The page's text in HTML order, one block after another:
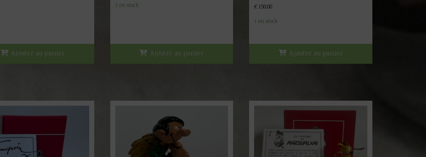
Ajouter au panier
1 en stock
Ajouter au panier
€ 150,00
1 en stock
Ajouter au panier